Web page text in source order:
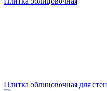
Плитка облицовочная для стен